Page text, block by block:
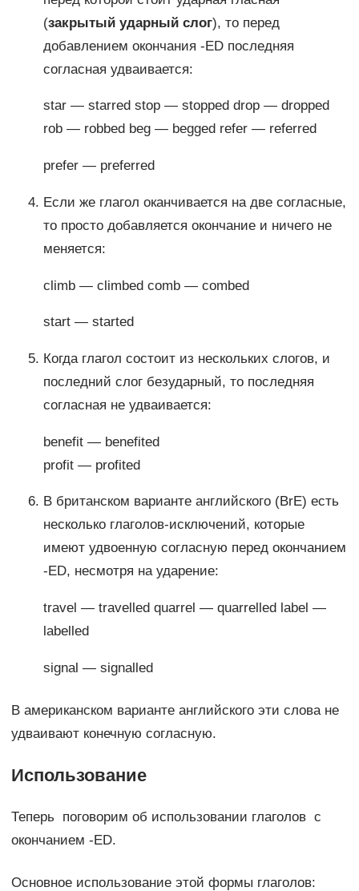
(закрытый ударный слог), то перед
добавлением окончания -ED последняя
согласная удваивается:
star — starred stop — stopped drop — dropped
rob — robbed beg — begged refer — referred
prefer — preferred
Если же глагол оканчивается на две согласные,
то просто добавляется окончание и ничего не
меняется:
climb — climbed comb — combed
start — started
Когда глагол состоит из нескольких слогов, и
последний слог безударный, то последняя
согласная не удваивается:
benefit — benefited
profit — profited
В британском варианте английского (BrE) есть
несколько глаголов-исключений, которые
имеют удвоенную согласную перед окончанием
-ED, несмотря на ударение:
travel — travelled quarrel — quarrelled label —
labelled
signal — signalled
В американском варианте английского эти слова не
удваивают конечную согласную.
Использование
Теперь поговорим об использовании глаголов с
окончанием -ED.
Основное использование этой формы глаголов: